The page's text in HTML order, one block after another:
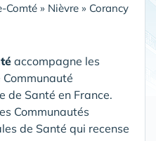
Comté » Nièvre » Corancy
accompagne les
de Santé en France.
Communautés
de Santé qui recense